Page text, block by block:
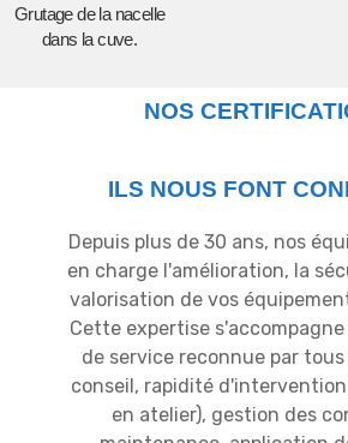
Grutage de la nacelle
dans la cuve.
NOS
ILS NOUS FONT
Depuis plus de 30 ans, nos
en charge l'amélioration, la
valorisation de vos
Cette expertise
de service reconnue par
conseil, rapidité d'intervention
en atelier), gestion des